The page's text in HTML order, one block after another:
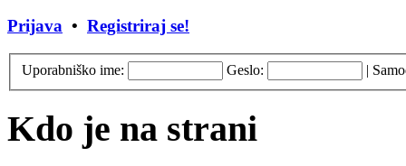
Prijava • Registriraj se!
Uporabniško ime: Geslo: |
Kdo je na strani